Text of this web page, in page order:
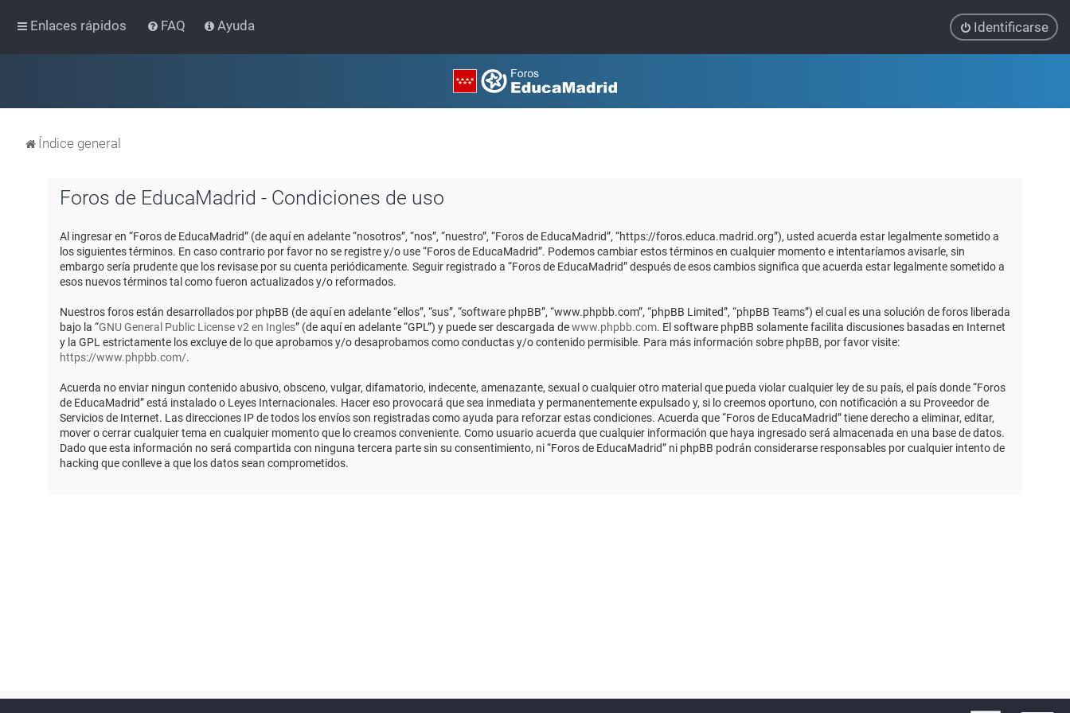
Enlaces rápidos FAQ Ayuda Identificarse
Índice general
Foros de EducaMadrid - Condiciones de uso
Al ingresar en “Foros de EducaMadrid” (de aquí en adelante “nosotros”, “nos”, “nuestro”, “Foros de EducaMadrid”, “https://foros.educa.madrid.org”), usted acuerda estar legalmente sometido a
los siguientes términos. En caso contrario por favor no se registre y/o use “Foros de EducaMadrid”. Podemos cambiar estos términos en cualquier momento e intentaríamos avisarle, sin
embargo sería prudente que los revisase por su cuenta periódicamente. Seguir registrado a “Foros de EducaMadrid” después de esos cambios significa que acuerda estar legalmente sometido a
esos nuevos términos tal como fueron actualizados y/o reformados.
Nuestros foros están desarrollados por phpBB (de aquí en adelante “ellos”, “sus”, “software phpBB”, “www.phpbb.com”, “phpBB Limited”, “phpBB Teams”) el cual es una solución de foros liberada
bajo la “GNU General Public License v2 en Ingles” (de aquí en adelante “GPL”) y puede ser descargada dewww.phpbb.com. El software phpBB solamente facilita discusiones basadas en Internet
y la GPL estrictamente los excluye de lo que aprobamos y/o desaprobamos como conductas y/o contenido permisible. Para más información sobre phpBB, por favor visite:
https://www.phpbb.com/.
Acuerda no enviar ningun contenido abusivo, obsceno, vulgar, difamatorio, indecente, amenazante, sexual o cualquier otro material que pueda violar cualquier ley de su país, el país donde “Foros
de EducaMadrid” está instalado o Leyes Internacionales. Hacer eso provocará que sea inmediata y permanentemente expulsado y, si lo creemos oportuno, con notificación a su Proveedor de
Servicios de Internet. Las direcciones IP de todos los envíos son registradas como ayuda para reforzar estas condiciones. Acuerda que “Foros de EducaMadrid” tiene derecho a eliminar, editar,
mover o cerrar cualquier tema en cualquier momento que lo creamos conveniente. Como usuario acuerda que cualquier información que haya ingresado será almacenada en una base de datos.
Dado que esta información no será compartida con ninguna tercera parte sin su consentimiento, ni “Foros de EducaMadrid” ni phpBB podrán considerarse responsables por cualquier intento de
hacking que conlleve a que los datos sean comprometidos.